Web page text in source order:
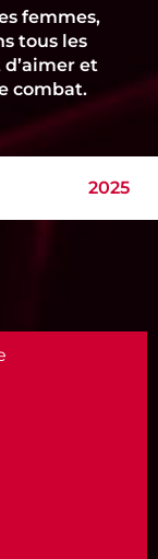
femmes,
tous les
et
combat.
2025